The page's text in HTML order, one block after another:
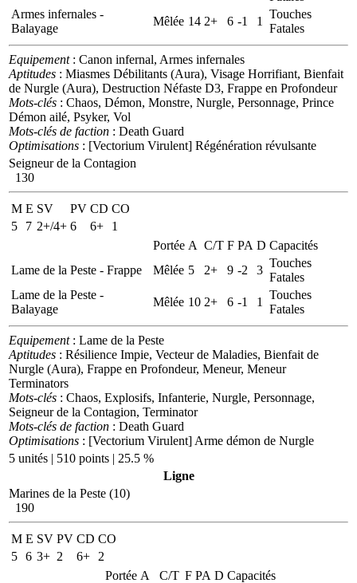
Armes infernales -
Balayage
Mêlée 14 2+ 6 -1 1
Touches
Fatales
Equipement: Canon infernal, Armes infernales
Aptitudes : Miasmes Débilitants (Aura), Visage Horrifiant, Bienfait
de Nurgle (Aura), Destruction Néfaste D3, Frappe en Profondeur
Mots-clés : Chaos, Démon, Monstre, Nurgle, Personnage, Prince
Démon ailé, Psyker, Vol
Mots-clés de faction : Death Guard
Optimisations : [Vectorium Virulent] Régénération révulsante
Seigneur de la Contagion
130
M E SV PV CD CO
5
7 2+/4+ 6 6+
1
Portée A C/T F PA D Capacités
Lame de la Peste - Frappe
Mêlée 5 2+ 9 -2 3
Touches
Fatales
Lame de la Peste -
Balayage
Mêlée 10 2+ 6 -1 1
Touches
Fatales
Equipement: Lame de la Peste
Aptitudes : Résilience Impie, Vecteur de Maladies, Bienfait de
Nurgle (Aura), Frappe en Profondeur, Meneur, Meneur
Terminators
Mots-clés : Chaos, Explosifs, Infanterie, Nurgle, Personnage,
Seigneur de la Contagion, Terminator
Mots-clés de faction : Death Guard
Optimisations : [Vectorium Virulent] Arme démon de Nurgle
5 unités | 510 points | 25.5 %
Ligne
Marines de la Peste (10)
190
M E SV PV CD CO
5 6 3+ 2 6+
2
Portée A C/T F PA D Capacités